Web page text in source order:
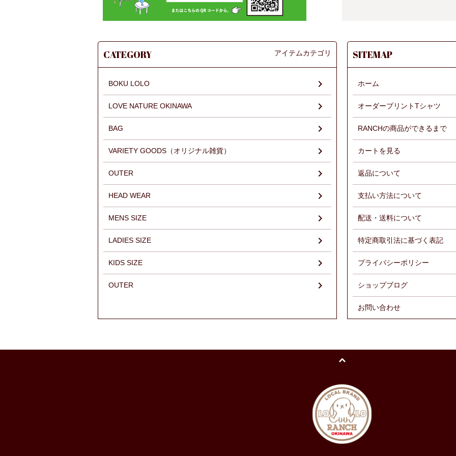
CATEGORY アイテムカテゴリ
BOKU LOLO
LOVE NATURE OKINAWA
BAG
VARIETY GOODS（オリジナル雑貨）
OUTER
HEAD WEAR
MENS SIZE
LADIES SIZE
KIDS SIZE
OUTER
SITEMAP
ホーム
オーダープリントTシャツ
RANCHの商品ができるまで
カートを見る
返品について
支払い方法について
配送・送料について
特定商取引法に基づく表記
プライバシーポリシー
ショップブログ
お問い合わせ